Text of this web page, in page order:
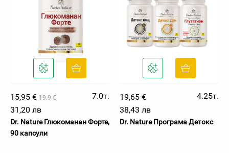
15,95 € 19.9 €
7.0т.
31,20 лв
Dr. Nature Глюкоманан Форте,
90 капсули
19,65 €
4.25т.
38,43 лв
Dr. Nature Програма Детокс